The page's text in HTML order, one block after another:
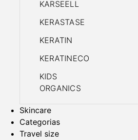
KARSEELL
KERASTASE
KERATIN
KERATINECO
KIDS
ORGANICS
Skincare
Categorias
Travel size